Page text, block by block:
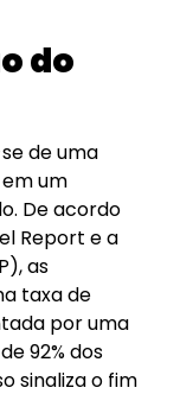
do
de uma
um
De acordo
Report e a
as
taxa de
por uma
92% dos
sinaliza o fim